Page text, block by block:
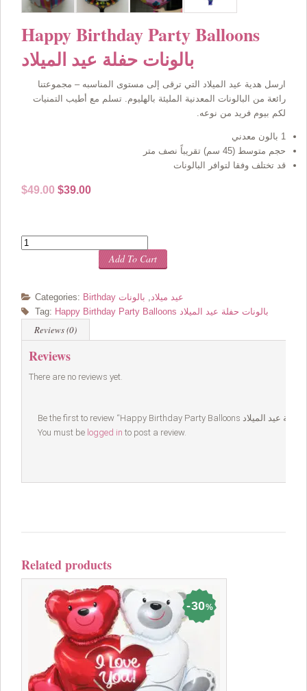
Happy Birthday Party Balloons
بالونات حفلة عيد الميلاد
ارسل هدية عيد الميلاد التي ترقى إلى مستوى المناسبه – مجموعتنا
رائعة من البالونات المعدنية المليئة بالهليوم. تسلم مع أطيب التمنيات
لكم بيوم فريد من نوعه.
1 بالون معدني
حجم متوسط (45 سم) تقريباً نصف متر
قد تختلف وفقا لتوافر البالونات
$49.00 Original
$39.00Current
Quantity
Add To Cart
Categories: Birthday عيد ميلاد
بالونات
Tag:
Happy Birthday Party Balloons بالونات حفلة عيد الميلاد
Reviews (0)
Reviews
There are no reviews yet.
You must be logged in to post a review.
Related products
30%